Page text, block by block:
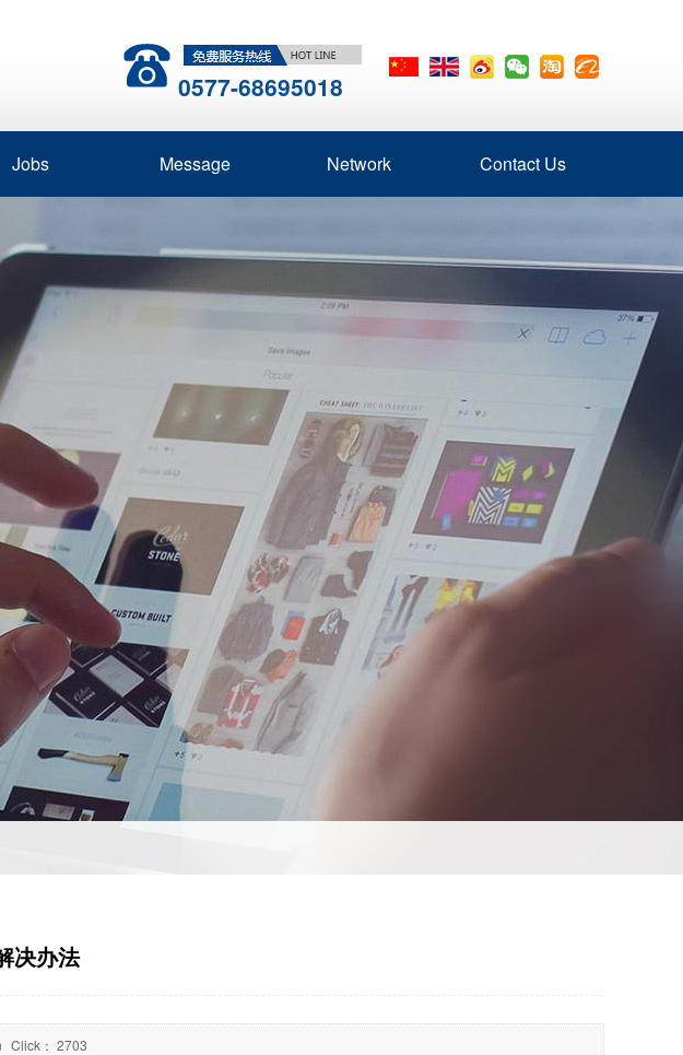
0577-68695018
Jobs Message Network Contact Us
决办法
Click： 2703